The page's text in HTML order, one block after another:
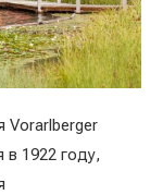
Vorarlberger
в 1922 году,